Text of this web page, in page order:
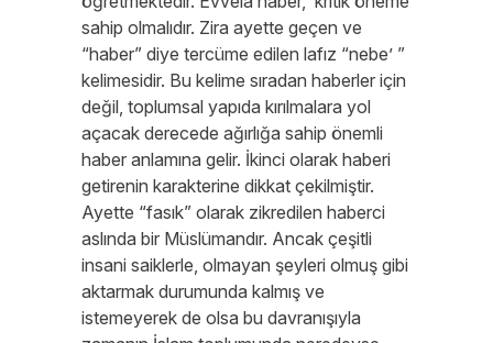
sahip olmalıdır. Zira ayette geçen ve
“haber” diye tercüme edilen lafız “nebe’ ”
kelimesidir. Bu kelime sıradan haberler için
değil, toplumsal yapıda kırılmalara yol
açacak derecede ağırlığa sahip önemli
haber anlamına gelir. İkinci olarak haberi
getirenin karakterine dikkat çekilmiştir.
Ayette “fasık” olarak zikredilen haberci
aslında bir Müslümandır. Ancak çeşitli
insani saiklerle, olmayan şeyleri olmuş gibi
aktarmak durumunda kalmış ve
istemeyerek de olsa bu davranışıyla